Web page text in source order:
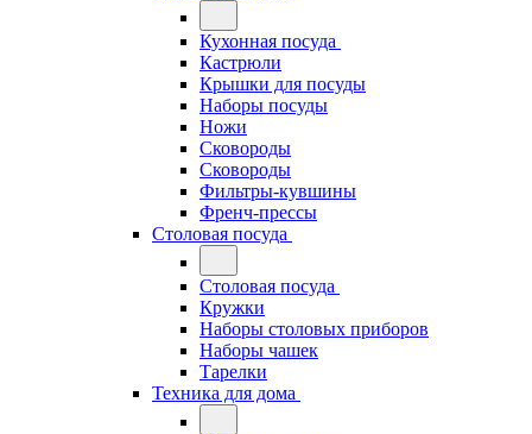
Кухонная посуда
Кастрюли
Крышки для посуды
Наборы посуды
Ножи
Сковороды
Сковороды
Фильтры-кувшины
Френч-прессы
Столовая посуда
Столовая посуда
Кружки
Наборы столовых приборов
Наборы чашек
Тарелки
Техника для дома